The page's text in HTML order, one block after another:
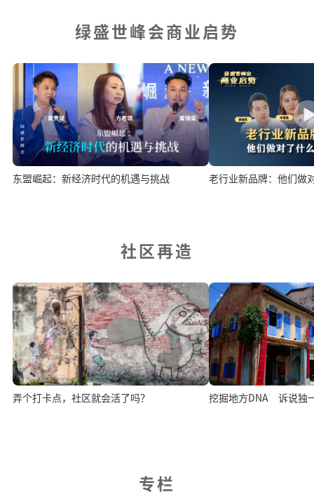
绿盛世峰会商业启势
东盟崛起：新经济时代的机遇与挑战 老行业新品牌：他们做
社区再造
弄个打卡点，社区就会活了吗？ 挖掘地方DNA 诉说独
专栏